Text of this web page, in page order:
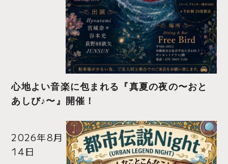
心地よい音楽に包まれる『真夏の夜の〜おと
あしび♪〜』開催！
2026年8月
14日